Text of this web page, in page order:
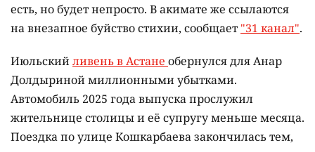
есть, но будет непросто. В акимате же ссылаются
на внезапное буйство стихии, сообщает "31 канал".
Июльскийливень в Астане обернулся для Анар
Долдыриной миллионными убытками.
Автомобиль 2025 года выпуска прослужил
жительнице столицы и её супругу меньше месяца.
Поездка по улице Кошкарбаева закончилась тем,